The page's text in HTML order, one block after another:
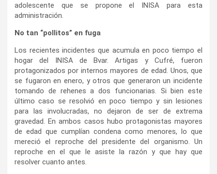
adolescente que se propone el INISA para esta
administración.
No tan “pollitos” en fuga
Los recientes incidentes que acumula en poco tiempo el
hogar del INISA de Bvar. Artigas y Cufré, fueron
protagonizados por internos mayores de edad. Unos, que
se fugaron en enero, y otros que generaron un incidente
tomando de rehenes a dos funcionarias. Si bien este
último caso se resolvió en poco tiempo y sin lesiones
para las involucradas, no dejaron de ser de extrema
gravedad. En ambos casos hubo protagonistas mayores
de edad que cumplían condena como menores, lo que
mereció el reproche del presidente del organismo. Un
reproche en el que le asiste la razón y que hay que
resolver cuanto antes.